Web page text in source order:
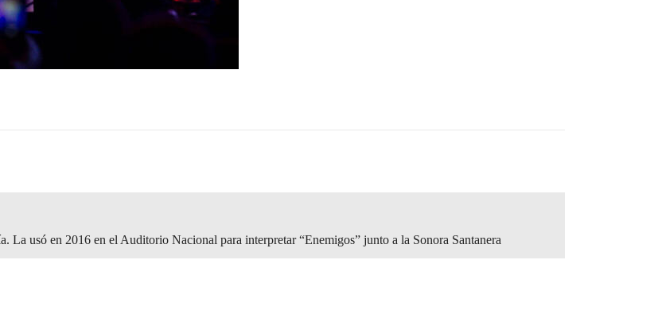
La usó en 2016 en el Auditorio Nacional para interpretar “Enemigos” junto a la Sonora Santanera